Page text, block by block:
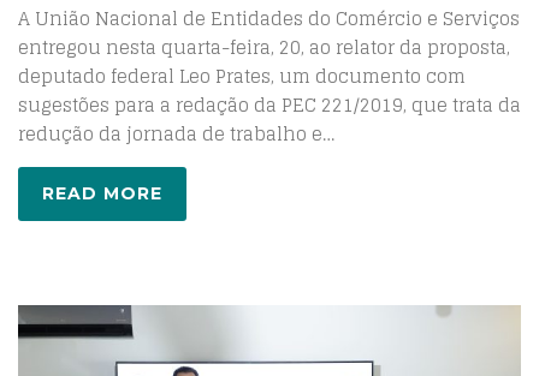
A União Nacional de Entidades do Comércio e Serviços
entregou nesta quarta-feira, 20, ao relator da proposta,
deputado federal Leo Prates, um documento com
sugestões para a redação da PEC 221/2019, que trata da
redução da jornada de trabalho e…
READ MORE